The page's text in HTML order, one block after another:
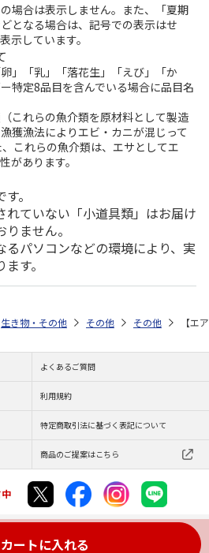
場合は表示しません。また、「夏期
となる場合は、記号での表示はせ
示しています。
」「乳」「落花生」「えび」「か
特定8品目を含んでいる場合に品目名
これらの魚介類を原材料として製造
獲漁法によりエビ・カニが混じって
これらの魚介類は、エサとしてエ
があります。
。
れていない「小道具類」はお届け
ません。
るパソコンなどの環境により、実
す。
カートに入れる
生き物・その他 その他 その他 【エ
よくあるご質問
利用規約
特定商取引法に基づく表記について
商品のご提案はこちら